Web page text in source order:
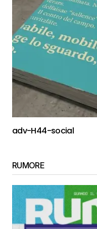
adv-H44-social
RUMORE